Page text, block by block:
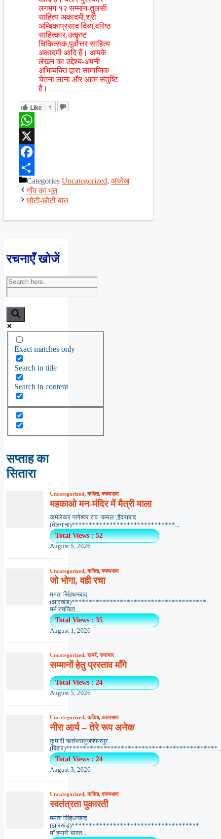
लगभग १२ सम्मान-तुलसी
साहित्य अकादमी,श्री
अम्बिकाप्रसाद दिव्य,वरिष्ठ
साहित्कार,उत्कृष्ट
चिकित्सक,पूर्वोत्तर साहित्य
अकादमी आदि हैं। आपके
लेखन का उद्देश्य-अपनी
अभिव्यक्ति द्वारा सामाजिक
चेतना लाना और आत्म संतुष्टि
है।
Like 1
WhatsApp
X
Facebook
ShareCategories Uncategorized, आलेख
गाँव का भूत
छोटी-छोटी बात
रचनाएँ खोजें
Exact matches only
Search in title
Search in content
सप्ताह का
सितारा
Uncategorized,कविता,काव्यभाषा
महकाओ मन-मंदिर में मैत्री माला
कमलेकर नागेश्वर राव ‘कमल’,हैदराबाद
(तेलंगाना)******************************...
Total Views : 52
August 5, 2026
Uncategorized,कविता,काव्यभाषा
जो भोगा, वही रचा
ममता सिंहधनबाद
(झारखंड)***************************************
मर्म रचयिता...
Total Views : 35
August 1, 2026
Uncategorized,खबरें,समाचार
सम्मानों हेतु प्रस्ताव माँगे
Total Views : 24
August 5, 2026
Uncategorized,कविता,काव्यभाषा
नीरा आर्य – तेरे रूप अनेक
कुमारी ऋतंभरामुजफ्फरपुर
Total Views : 24
August 3, 2026
Uncategorized,कविता,काव्यभाषा
स्वतंत्रता पुकारती
ममता सिंहधनबाद
(झारखंड)*************************************
माँ हमारी भारत...